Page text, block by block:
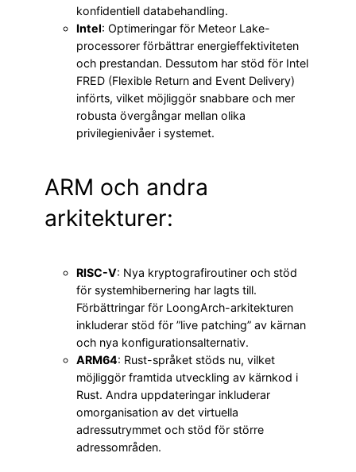
konfidentiell databehandling.
Intel: Optimeringar för Meteor Lake-
processorer förbättrar energieffektiviteten
och prestandan. Dessutom har stöd för Intel
FRED (Flexible Return and Event Delivery)
införts, vilket möjliggör snabbare och mer
robusta övergångar mellan olika
privilegienivåer i systemet.
ARM och andra
arkitekturer:
RISC-V: Nya kryptografiroutiner och stöd
för systemhibernering har lagts till.
Förbättringar för LoongArch-arkitekturen
inkluderar stöd för ”live patching” av kärnan
och nya konfigurationsalternativ.
ARM64: Rust-språket stöds nu, vilket
möjliggör framtida utveckling av kärnkod i
Rust. Andra uppdateringar inkluderar
omorganisation av det virtuella
adressutrymmet och stöd för större
adressområden.